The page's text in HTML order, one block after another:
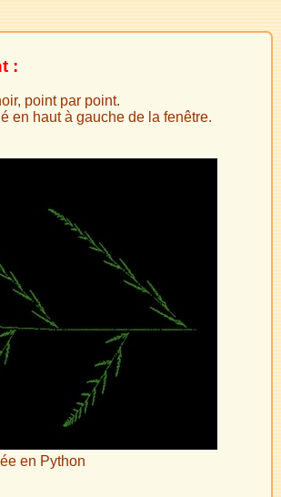
:
point par point.
en haut à gauche de la fenêtre.
en Python